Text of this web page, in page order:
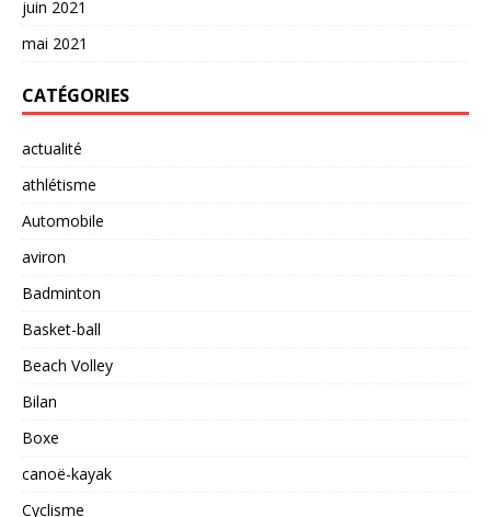
juin 2021
mai 2021
CATÉGORIES
actualité
athlétisme
Automobile
aviron
Badminton
Basket-ball
Beach Volley
Bilan
Boxe
canoë-kayak
Cyclisme